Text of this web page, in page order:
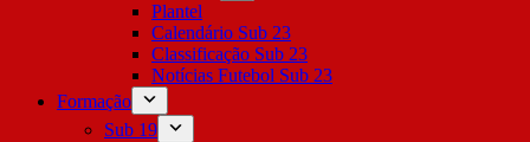
Plantel
Calendário Sub 23
Classificação Sub 23
Notícias Futebol Sub 23
Formação
Sub 19